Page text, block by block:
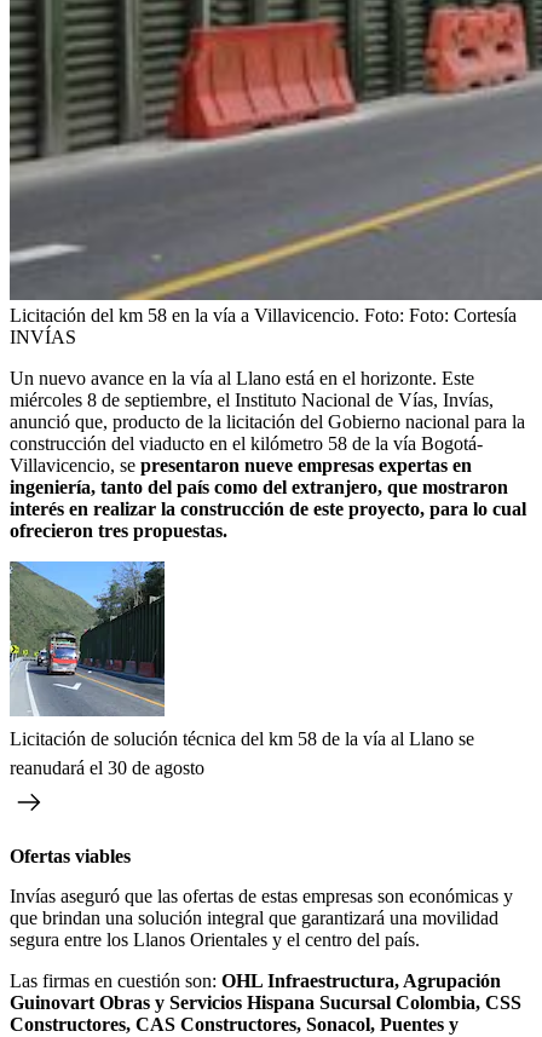
Licitación del km 58 en la vía a Villavicencio. Foto: Foto: Cortesía
INVÍAS
Un nuevo avance en la vía al Llano está en el horizonte. Este
miércoles 8 de septiembre, el Instituto Nacional de Vías, Invías,
anunció que, producto de la licitación del Gobierno nacional para la
construcción del viaducto en el kilómetro 58 de la vía Bogotá-
Villavicencio, se presentaron nueve empresas expertas en
ingeniería, tanto del país como del extranjero, que mostraron
interés en realizar la construcción de este proyecto, para lo cual
ofrecieron tres propuestas.
Licitación de solución técnica del km 58 de la vía al Llano se
reanudará el 30 de agosto
Ofertas viables
Invías aseguró que las ofertas de estas empresas son económicas y
que brindan una solución integral que garantizará una movilidad
segura entre los Llanos Orientales y el centro del país.
Las firmas en cuestión son: OHL Infraestructura, Agrupación
Guinovart Obras y Servicios Hispana Sucursal Colombia, CSS
Constructores, CAS Constructores, Sonacol, Puentes y